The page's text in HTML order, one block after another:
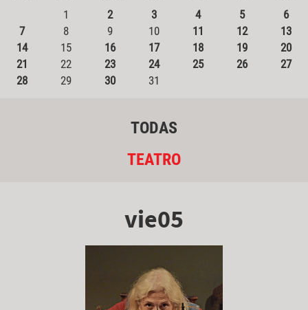
1
2 3 4 5
6
7
8 9 10 11 12
13
14
15 16 17 18 19
20
21
22 23 24 25 26
27
28
29 30 31
TODAS
TEATRO
vie05